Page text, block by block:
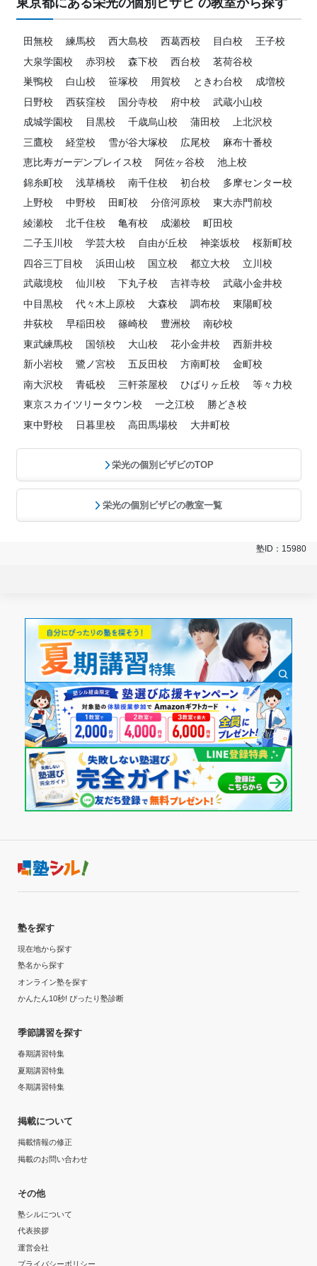
東京都にある栄光の個別ビザビ の教室から探す
田無校 練馬校 西大島校 西葛西校 目白校
王子校
大泉学園校
赤羽校 森下校 西台校
茗荷谷校
巣鴨校
白山校 笹塚校 用賀校 ときわ台校
成増校
日野校
西荻窪校 国分寺校 府中校
武蔵小山校
成城学園校
目黒校 千歳烏山校 蒲田校
上北沢校
三鷹校
経堂校 雪が谷大塚校 広尾校
麻布十番校
恵比寿ガーデンプレイス校
阿佐ヶ谷校
池上校
錦糸町校
浅草橋校 南千住校 初台校
多摩センター校
上野校
中野校 田町校 分倍河原校
東大赤門前校
綾瀬校
北千住校 亀有校 成瀬校
町田校
二子玉川校
学芸大校 自由が丘校 神楽坂校
桜新町校
四谷三丁目校
浜田山校 国立校 都立大校
立川校
武蔵境校
仙川校 下丸子校 吉祥寺校
武蔵小金井校
中目黒校
代々木上原校 大森校 調布校
東陽町校
井荻校
早稲田校 篠崎校 豊洲校
南砂校
東武練馬校
国領校 大山校 花小金井校
西新井校
新小岩校
鷺ノ宮校 五反田校 方南町校
金町校
南大沢校
青砥校 三軒茶屋校 ひばりヶ丘校
等々力校
東京スカイツリータウン校
一之江校
勝どき校
東中野校
日暮里校 高田馬場校 大井町校
栄光の個別ビザビのTOP
栄光の個別ビザビの教室一覧
塾ID：15980
塾を探す
現在地から探す
塾名から探す
オンライン塾を探す
かんたん10秒! ぴったり塾診断
季節講習を探す
春期講習特集
夏期講習特集
冬期講習特集
掲載について
掲載情報の修正
掲載のお問い合わせ
その他
塾シルについて
代表挨拶
運営会社
プライバシーポリシー